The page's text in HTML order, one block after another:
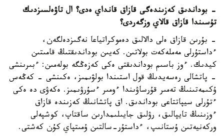
- بوداندىق كەزىندەگى قازاق قانداي ەدى؟ ال تاۋەلسىزدىك
تۇسىندا قازاق قالاي وزگەردى؟
- بۇرىن قازاق ەلى دالالىق دەموكراتياعا نەگىزدەلگەن،
ءداستۇرلى مەملەكەت بولاتىن. كەيىن بوداندىقتىڭ قامىتىن
كيدىك. ءوز باسىم بوداندىقتى ەكى كەزەڭگە بولەمىن: ءبىرىنشى
- پاتشالى رەسەيدىڭ قول استىندا بولۋىمىز، ەكىنشى - كەڭەس
ۇكىمەتىنىڭ تەمىر قۇرساۋىندا ءومىر ءسۇرۋىمىز. ەكەۋى دە ەكى
ءتۇرلى سيپاتتاعى بوداندىق. اق پاتشانىڭ كەزىندە قازاق
ءوزىنىڭ تايپالىق، رۋلىق جايىلىمدارىن ساقتاپ، كوشپەلى
وركەنيەتىن ۇستانىپ، ءداستۇر-سالتىن ۇمىتپاي كۇن كەشتى.